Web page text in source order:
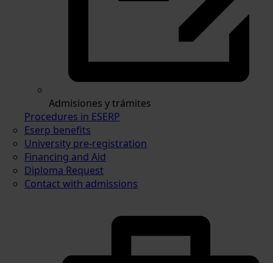
Admisiones y trámites
Procedures in ESERP
Eserp benefits
University pre-registration
Financing and Aid
Diploma Request
Contact with admissions